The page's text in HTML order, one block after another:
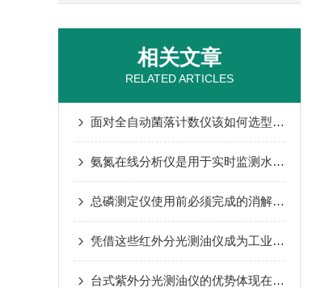
相关文章
RELATED ARTICLES
面对全自动菌落计数仪该如何选型本篇给出你要的答案
氨氮在线分析仪是用于实时监测水体中氨氮含量的智能型工业检测设备
总磷测定仪使用前必须完成的消解预处理
凭借这些红外分光测油仪成为工业领域中重要的分析仪器
台式紫外分光测油仪的优势体现在哪里？